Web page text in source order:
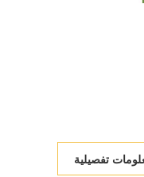
تفصيلية